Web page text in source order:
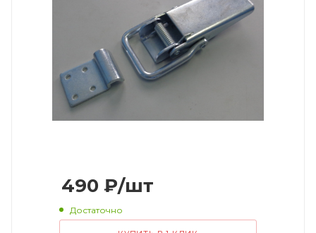
490 ₽/шт
Достаточно